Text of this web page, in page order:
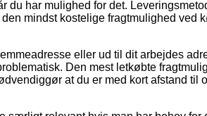
du har mulighed for det.
mindst kostelige fragtmulighed ved
eller ud til dit arbejdes
Den mest letkøbte
at du er med kort afstand til